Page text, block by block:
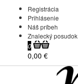
Registrácia
Prihlásenie
Náš príbeh
Znalecký posudok
0
0,00 €